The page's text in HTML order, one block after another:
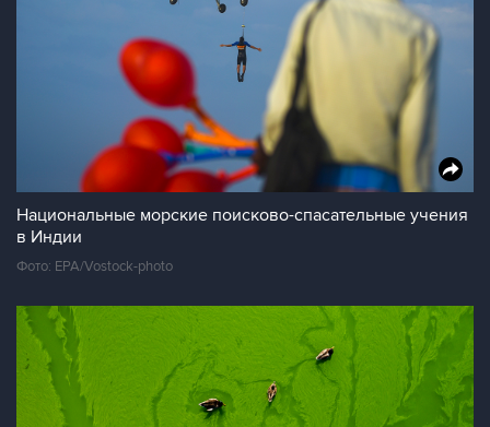
Национальные морские поисково-спасательные учения
в Индии
Фото: EPA/Vostock-photo